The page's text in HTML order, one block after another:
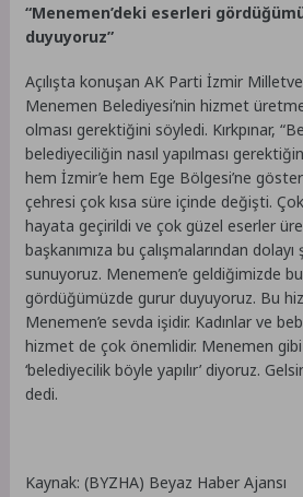
“Menemen’deki eserleri
duyuyoruz”
Açılışta konuşan AK Parti İzmir
Menemen Belediyesi’nin hizmet üretme
olması gerektiğini söyledi. Kırkpınar,
belediyeciliğin nasıl yapılması
hem İzmir’e hem Ege Bölgesi’ne
çehresi çok kısa süre içinde değişti.
hayata geçirildi ve çok güzel eserler
başkanımıza bu çalışmalarından dolayı
sunuyoruz. Menemen’e geldiğimizde
gördüğümüzde gurur duyuyoruz. Bu
Menemen’e sevda işidir. Kadınlar ve
hizmet de çok önemlidir. Menemen gibi
‘belediyecilik böyle yapılır’ diyoruz.
dedi.
Kaynak: (BYZHA) Beyaz Haber Ajansı